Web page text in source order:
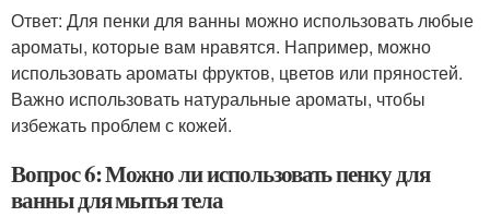
Ответ: Для пенки для ванны можно использовать любые
ароматы, которые вам нравятся. Например, можно
использовать ароматы фруктов, цветов или пряностей.
Важно использовать натуральные ароматы, чтобы
избежать проблем с кожей.
Вопрос 6: Можно ли использовать пенку для
ванны для мытья тела